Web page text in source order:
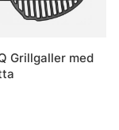
Grillgaller med